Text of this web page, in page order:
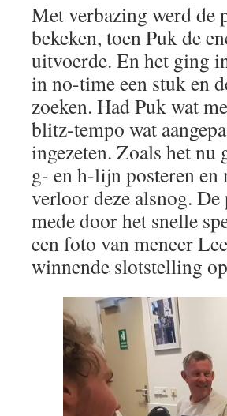
Met verbazing werd de
bekeken, toen Puk de
uitvoerde. En het ging
in no-time een stuk en
zoeken. Had Puk wat
blitz-tempo wat
ingezeten. Zoals het
g- en h-lijn posteren en
verloor deze alsnog.
mede door het snelle
een foto van meneer
winnende slotstelling